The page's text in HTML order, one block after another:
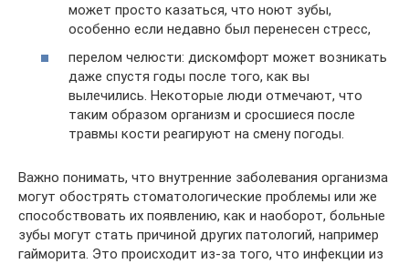
может просто казаться, что ноют зубы,
особенно если недавно был перенесен стресс,
перелом челюсти: дискомфорт может возникать
даже спустя годы после того, как вы
вылечились. Некоторые люди отмечают, что
таким образом организм и сросшиеся после
травмы кости реагируют на смену погоды.
Важно понимать, что внутренние заболевания организма
могут обострять стоматологические проблемы или же
способствовать их появлению, как и наоборот, больные
зубы могут стать причиной других патологий, например
гайморита. Это происходит из-за того, что инфекции из